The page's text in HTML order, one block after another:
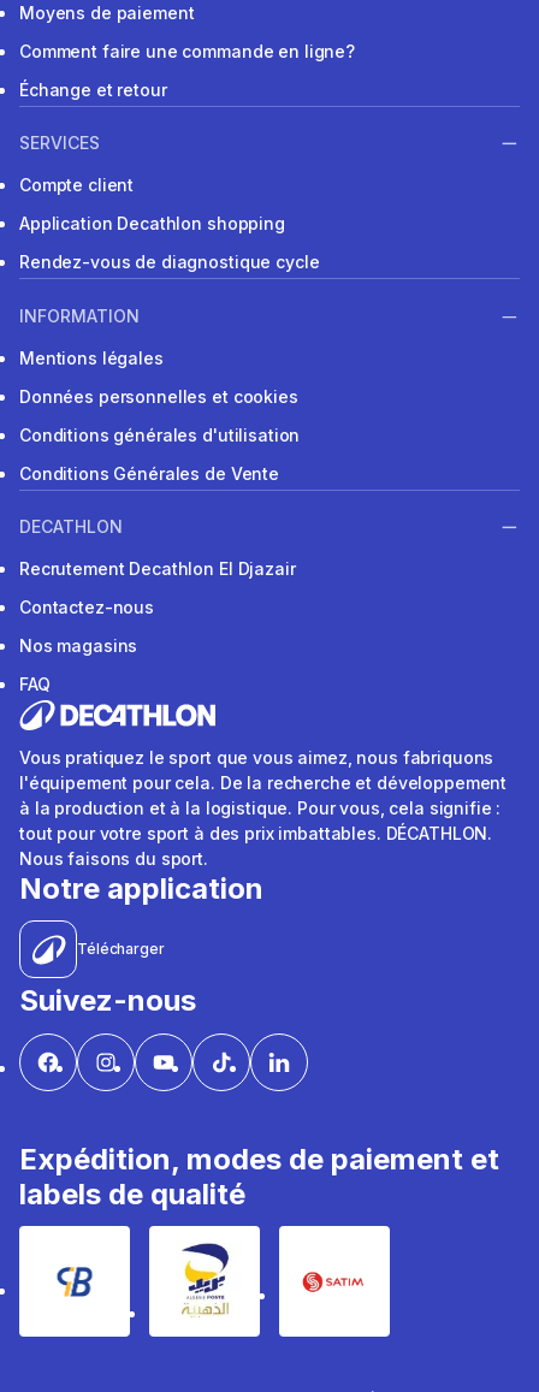
Moyens de paiement
Comment faire une commande en ligne?
Échange et retour
SERVICES
Compte client
Application Decathlon shopping
Rendez-vous de diagnostique cycle
INFORMATION
Mentions légales
Données personnelles et cookies
Conditions générales d'utilisation
Conditions Générales de Vente
DECATHLON
Recrutement Decathlon El Djazair
Contactez-nous
Nos magasins
FAQ
Vous pratiquez le sport que vous aimez, nous fabriquons
l'équipement pour cela. De la recherche et développement
à la production et à la logistique. Pour vous, cela signifie :
tout pour votre sport à des prix imbattables. DÉCATHLON.
Nous faisons du sport.
Notre application
Télécharger
Suivez-nous
Expédition, modes de paiement et
labels de qualité